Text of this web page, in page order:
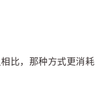
比，那种方式更消耗